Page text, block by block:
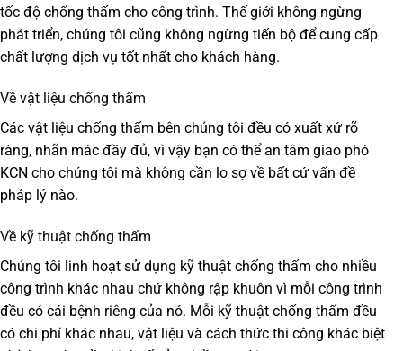
tốc độ chống thấm cho công trình. Thế giới không ngừng
phát triển, chúng tôi cũng không ngừng tiến bộ để cung cấp
chất lượng dịch vụ tốt nhất cho khách hàng.
Về vật liệu chống thấm
Các vật liệu chống thấm bên chúng tôi đều có xuất xứ rõ
ràng, nhãn mác đầy đủ, vì vậy bạn có thể an tâm giao phó
KCN cho chúng tôi mà không cần lo sợ về bất cứ vấn đề
pháp lý nào.
Về kỹ thuật chống thấm
Chúng tôi linh hoạt sử dụng kỹ thuật chống thấm cho nhiều
công trình khác nhau chứ không rập khuôn vì mỗi công trình
đều có cái bệnh riêng của nó. Mỗi kỹ thuật chống thấm đều
có chi phí khác nhau, vật liệu và cách thức thi công khác biệt